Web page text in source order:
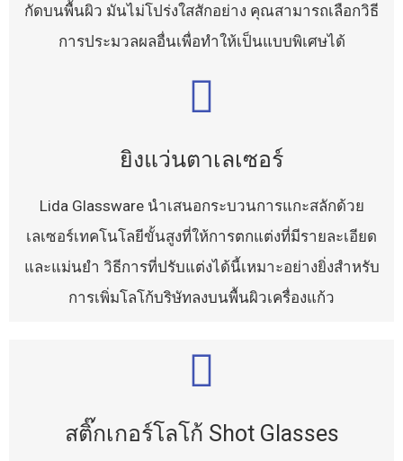
กัดบนพื้นผิว มันไม่โปร่งใสสักอย่าง คุณสามารถเลือกวิธี
การประมวลผลอื่นเพื่อทำให้เป็นแบบพิเศษได้
ยิงแว่นตาเลเซอร์
Lida Glassware นำเสนอกระบวนการแกะสลักด้วย
เลเซอร์เทคโนโลยีขั้นสูงที่ให้การตกแต่งที่มีรายละเอียด
และแม่นยำ วิธีการที่ปรับแต่งได้นี้เหมาะอย่างยิ่งสำหรับ
การเพิ่มโลโก้บริษัทลงบนพื้นผิวเครื่องแก้ว
สติ๊กเกอร์โลโก้ Shot Glasses